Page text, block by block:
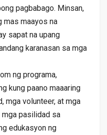
pagbabago. Minsan,
mas maayos na
sapat na upang
karanasan sa mga
ng programa,
kung paano maaaring
mga volunteer, at mga
mga pasilidad sa
edukasyon ng